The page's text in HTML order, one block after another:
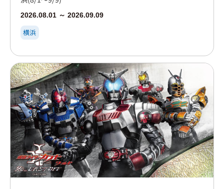
2026.08.01 ～ 2026.09.09
横浜